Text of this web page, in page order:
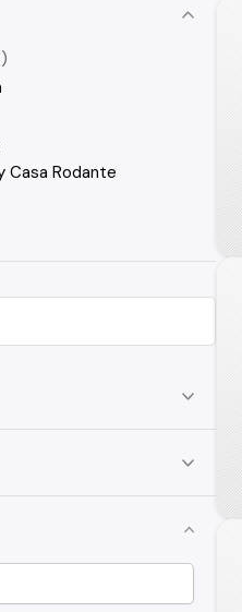
Casa Rodante